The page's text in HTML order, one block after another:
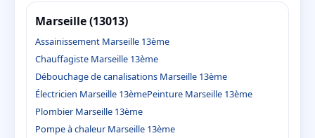
Marseille (13013)
Assainissement Marseille 13ème
Chauffagiste Marseille 13ème
Débouchage de canalisations Marseille 13ème
Électricien Marseille 13èmePeinture Marseille 13ème
Plombier Marseille 13ème
Pompe à chaleur Marseille 13ème